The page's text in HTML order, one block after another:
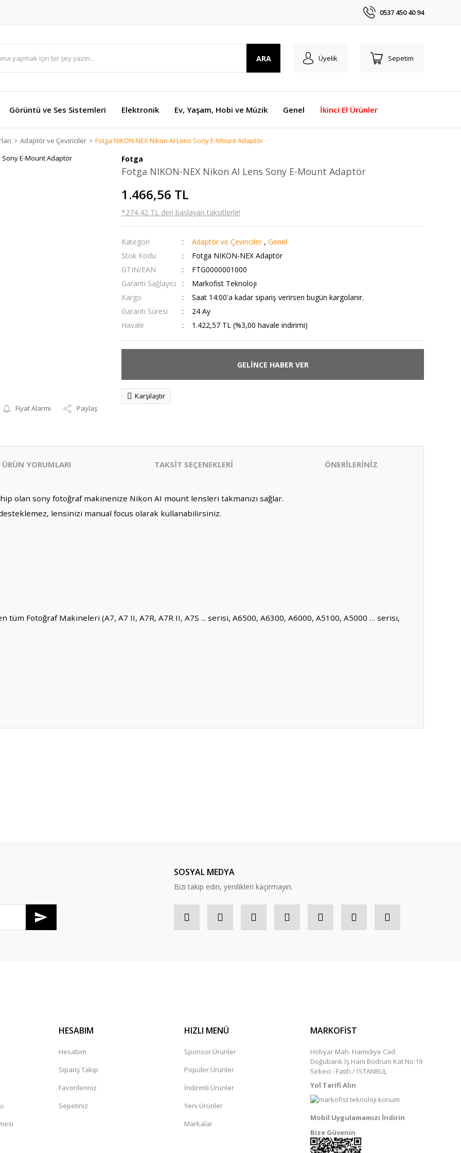
0537 450 40 94
ARA Üyelik Sepetim
Görüntü ve Ses Sistemleri Elektronik Ev, Yaşam, Hobi ve Müzik Genel İkinci El Ürünler
Adaptör ve Çeviriciler Fotga NIKON-NEX Nikon AI Lens Sony E-Mount Adaptör
Fiyat Alarmı Paylaş
Fotga
Fotga NIKON-NEX Nikon AI Lens Sony E-Mount Adaptör
1.466,56 TL
*274,42 TL den başlayan taksitlerle!
Kategori Adaptör ve Çeviriciler , Genel
Stok Kodu
Fotga NIKON-NEX Adaptör
GTIN/EAN
FTG0000001000
Garanti Sağlayıcı
Markofist Teknoloji
Kargo
Saat 14:00'a kadar sipariş verirsen bugün kargolanır.
Garanti Süresi
24 Ay
Havale
1.422,57 TL (%3,00 havale indirimi)
GELİNCE HABER VER
Karşılaştır
ÜRÜN YORUMLARI TAKSİT SEÇENEKLERİ ÖNERİLERİNİZ
olan sony fotoğraf makinenize Nikon AI mount lensleri takmanızı sağlar.
lensinizi manual focus olarak kullanabilirsiniz.
tüm Fotoğraf Makineleri (A7, A7 II, A7R, A7R II, A7S ... serisi, A6500, A6300, A6000, A5100, A5000 … serisi,
SOSYAL MEDYA
Bizi takip edin, yenilikleri kaçırmayın.
HESABIM
Hesabım
Sipariş Takip
Favorileriniz
Sepetiniz
HIZLI MENÜ
Sponsor Ürünler
Popüler Ürünler
İndirimli Ürünler
Yeni Ürünler
Markalar
MARKOFİST
Hobyar Mah. Hamidiye Cad.
Doğubank İş Hanı Bodrum Kat No:19
Sirkeci - Fatih / İSTANBUL
Yol Tarifi Alın
Mobil Uygulamamızı İndirin
Bize Güvenin